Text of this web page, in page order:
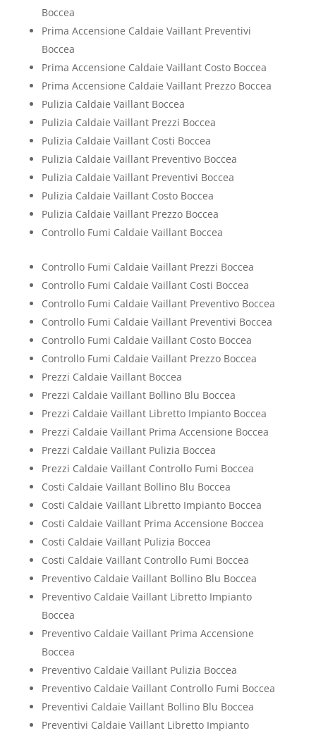
Boccea
Prima Accensione Caldaie Vaillant Preventivi
Boccea
Prima Accensione Caldaie Vaillant Costo Boccea
Prima Accensione Caldaie Vaillant Prezzo Boccea
Pulizia Caldaie Vaillant Boccea
Pulizia Caldaie Vaillant Prezzi Boccea
Pulizia Caldaie Vaillant Costi Boccea
Pulizia Caldaie Vaillant Preventivo Boccea
Pulizia Caldaie Vaillant Preventivi Boccea
Pulizia Caldaie Vaillant Costo Boccea
Pulizia Caldaie Vaillant Prezzo Boccea
Controllo Fumi Caldaie Vaillant Boccea
Controllo Fumi Caldaie Vaillant Prezzi Boccea
Controllo Fumi Caldaie Vaillant Costi Boccea
Controllo Fumi Caldaie Vaillant Preventivo Boccea
Controllo Fumi Caldaie Vaillant Preventivi Boccea
Controllo Fumi Caldaie Vaillant Costo Boccea
Controllo Fumi Caldaie Vaillant Prezzo Boccea
Prezzi Caldaie Vaillant Boccea
Prezzi Caldaie Vaillant Bollino Blu Boccea
Prezzi Caldaie Vaillant Libretto Impianto Boccea
Prezzi Caldaie Vaillant Prima Accensione Boccea
Prezzi Caldaie Vaillant Pulizia Boccea
Prezzi Caldaie Vaillant Controllo Fumi Boccea
Costi Caldaie Vaillant Bollino Blu Boccea
Costi Caldaie Vaillant Libretto Impianto Boccea
Costi Caldaie Vaillant Prima Accensione Boccea
Costi Caldaie Vaillant Pulizia Boccea
Costi Caldaie Vaillant Controllo Fumi Boccea
Preventivo Caldaie Vaillant Bollino Blu Boccea
Preventivo Caldaie Vaillant Libretto Impianto
Boccea
Preventivo Caldaie Vaillant Prima Accensione
Boccea
Preventivo Caldaie Vaillant Pulizia Boccea
Preventivo Caldaie Vaillant Controllo Fumi Boccea
Preventivi Caldaie Vaillant Bollino Blu Boccea
Preventivi Caldaie Vaillant Libretto Impianto